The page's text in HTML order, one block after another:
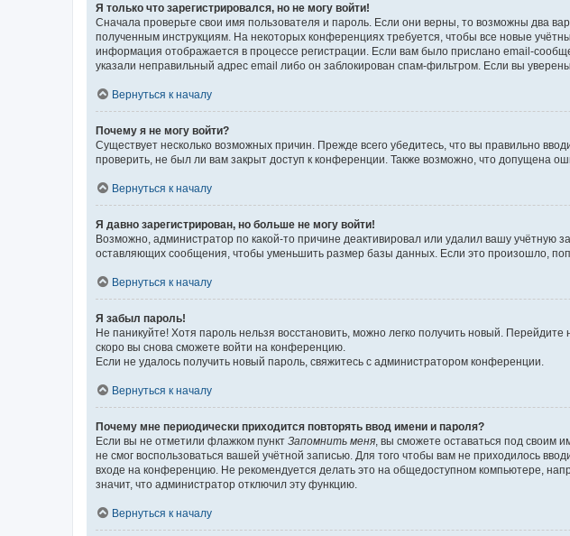
Я только что зарегистрировался, но не могу войти!
Сначала проверьте свои имя пользователя и пароль. Если они верны, то возможны два
полученным инструкциям. На некоторых конференциях требуется, чтобы все новые
информация отображается в процессе регистрации. Если вам было прислано email-
указали неправильный адрес email либо он заблокирован спам-фильтром. Если вы
Вернуться к началу
Почему я не могу войти?
Существует несколько возможных причин. Прежде всего убедитесь, что вы правильно
проверить, не был ли вам закрыт доступ к конференции. Также возможно, что допущена
Вернуться к началу
Я давно зарегистрирован, но больше не могу войти!
Возможно, администратор по какой-то причине деактивировал или удалил вашу учётную
оставляющих сообщения, чтобы уменьшить размер базы данных. Если это произошло,
Вернуться к началу
Я забыл пароль!
Не паникуйте! Хотя пароль нельзя восстановить, можно легко получить новый.
скоро вы снова сможете войти на конференцию.
Если не удалось получить новый пароль, свяжитесь с администратором конференции.
Вернуться к началу
Почему мне периодически приходится повторять ввод имени и пароля?
Если вы не отметили флажком пункт Запомнить меня, вы сможете оставаться под своим
не смог воспользоваться вашей учётной записью. Для того чтобы вам не приходилось
входе на конференцию. Не рекомендуется делать это на общедоступном компьютере,
значит, что администратор отключил эту функцию.
Вернуться к началу